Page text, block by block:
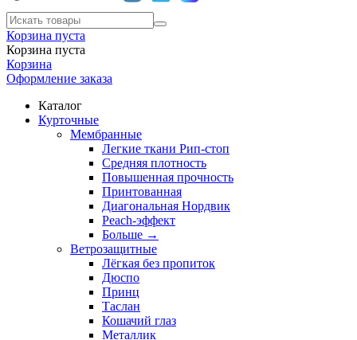
Корзина пуста
Корзина пуста
Корзина
Оформление заказа
Каталог
Курточные
Мембранные
Легкие ткани Рип-стоп
Средняя плотность
Повышенная прочность
Принтованная
Диагональная Нордвик
Peach-эффект
Больше →
Ветрозащитные
Лёгкая без пропиток
Дюспо
Принц
Таслан
Кошачий глаз
Металлик